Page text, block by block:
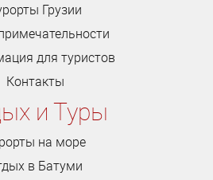
Грузии
для туристов
Контакты
и Туры
на море
в Батуми